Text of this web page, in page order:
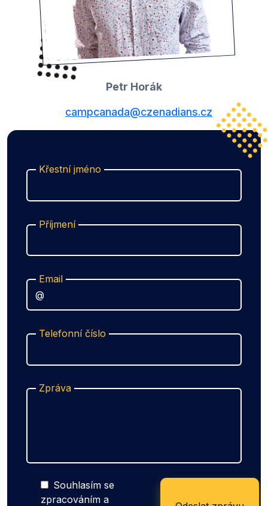
Petr Horák
campcanada@czenadians.cz
Křestní jméno
Příjmení
Email
Telefonní číslo
Zpráva
Souhlasím se
zpracováním a